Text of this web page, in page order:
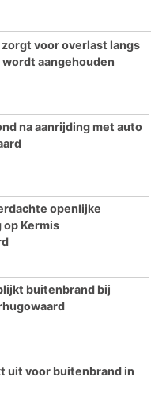
voor overlast langs
aangehouden
na aanrijding met auto
openlijke
Kermis
buitenbrand bij
uit voor buitenbrand in